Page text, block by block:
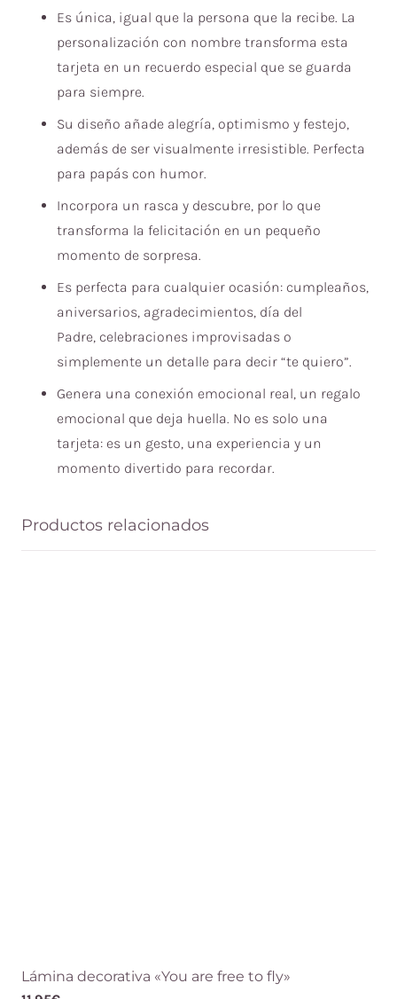
Es única, igual que la persona que la recibe. La
personalización con nombre transforma esta
tarjeta en un recuerdo especial que se guarda
para siempre.
Su diseño añade alegría, optimismo y festejo,
además de ser visualmente irresistible. Perfecta
para papás con humor.
Incorpora un rasca y descubre, por lo que
transforma la felicitación en un pequeño
momento de sorpresa.
Es perfecta para cualquier ocasión: cumpleaños,
aniversarios, agradecimientos, día del
Padre, celebraciones improvisadas o
simplemente un detalle para decir “te quiero”.
Genera una conexión emocional real, un regalo
emocional que deja huella. No es solo una
tarjeta: es un gesto, una experiencia y un
momento divertido para recordar.
Productos relacionados
Lámina decorativa «You are free to fly»